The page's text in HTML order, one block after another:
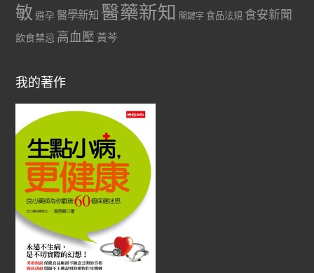
敏 避孕 醫學新知 醫藥新知 關鍵字 食品法規 食安新聞
飲食禁忌 高血壓 黃芩
我的著作